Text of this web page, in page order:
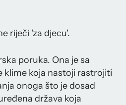
riječi 'za djecu'.
poruka. Ona je sa
klime koja nastoji rastrojiti
onoga što je dosad
država koja